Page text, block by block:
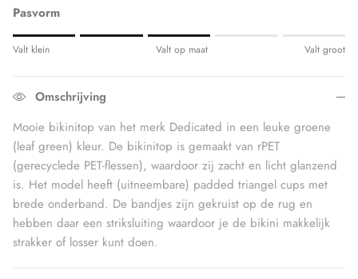
Pasvorm
Rating of 1 means Valt klein.
The rating of this product for "" is 3.
Valt klein Valt op maat Valt groot
Omschrijving
Mooie bikinitop van het merk Dedicated in een leuke groene
(leaf green) kleur. De bikinitop is gemaakt van rPET
(gerecyclede PET-flessen), waardoor zij zacht en licht glanzend
is. Het model heeft (uitneembare) padded triangel cups met
brede onderband. De bandjes zijn gekruist op de rug en
hebben daar een striksluiting waardoor je de bikini makkelijk
strakker of losser kunt doen.